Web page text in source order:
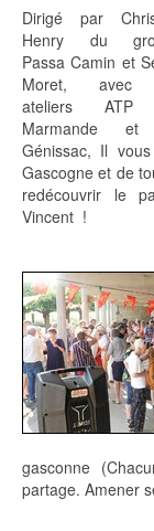
Dirigé par
Henry du
Passa Camin et
Moret, avec
ateliers
Marmande
Génissac, Il
Gascogne et de
redécouvrir le
Vincent !
gasconne
partage. Amener